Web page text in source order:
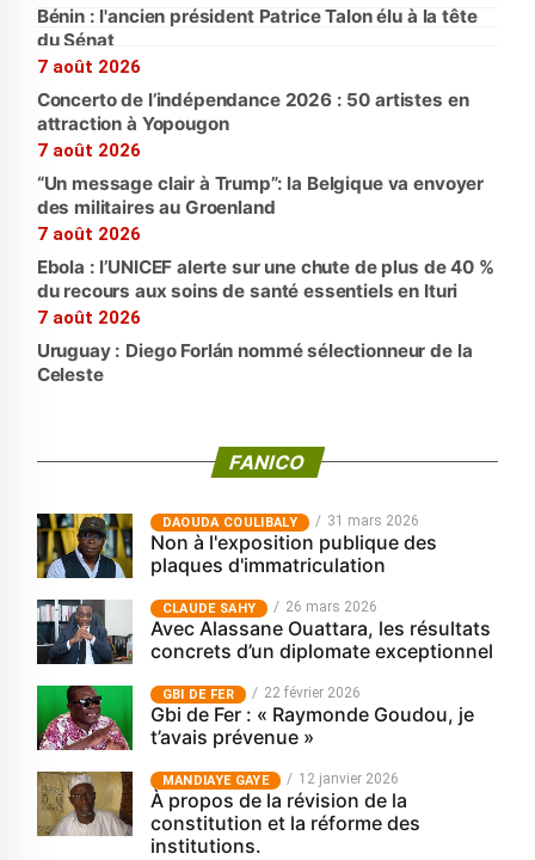
Bénin : l'ancien président Patrice Talon élu à la tête
du Sénat
7 août 2026
Concerto de l’indépendance 2026 : 50 artistes en
attraction à Yopougon
7 août 2026
“Un message clair à Trump”: la Belgique va envoyer
des militaires au Groenland
7 août 2026
Ebola : l’UNICEF alerte sur une chute de plus de 40 %
du recours aux soins de santé essentiels en Ituri
7 août 2026
Uruguay : Diego Forlán nommé sélectionneur de la
Celeste
FANICO
‎DAOUDA COULIBALY 31 mars 2026
Non à l'exposition publique des
plaques d'immatriculation
CLAUDE SAHY 26 mars 2026
Avec Alassane Ouattara, les résultats
concrets d’un diplomate exceptionnel
GBI DE FER 22 février 2026
Gbi de Fer : « Raymonde Goudou, je
t’avais prévenue »
MANDIAYE GAYE 12 janvier 2026
À propos de la révision de la
constitution et la réforme des
institutions.